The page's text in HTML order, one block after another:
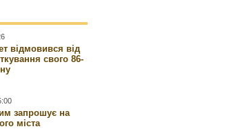
відмовився від
свого 86-
запрошує на
міста